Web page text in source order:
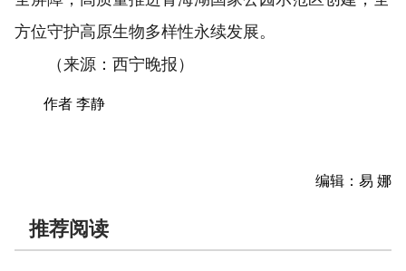
方位守护高原生物多样性永续发展。
（来源：西宁晚报）
作者 李静
编辑：易 娜
推荐阅读